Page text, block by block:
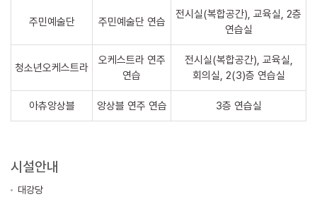
주민예술단 주민예술단 연습
전시실(복합공간), 교육실, 2층
연습실
청소년오케스트라
오케스트라 연주
연습
전시실(복합공간), 교육실,
회의실, 2(3)층 연습실
아츄앙상블 앙상블 연주 연습 3층 연습실
시설안내
대강당